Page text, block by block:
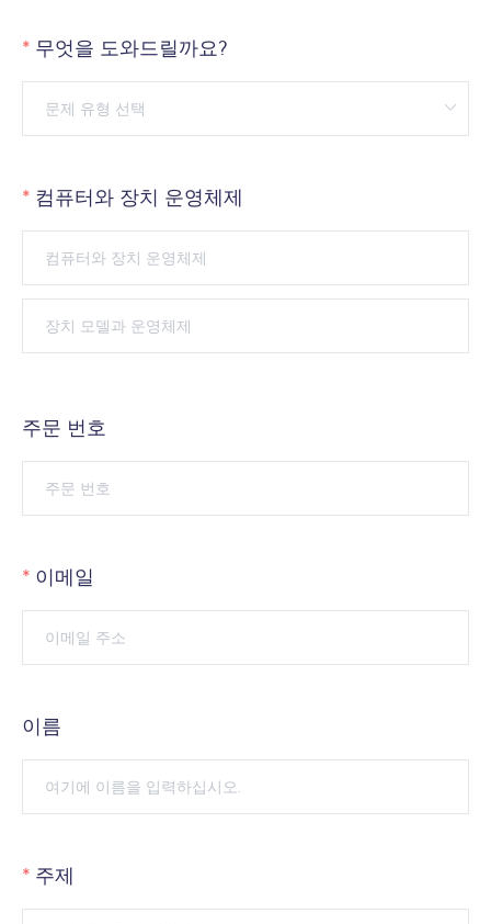
무엇을 도와드릴까요?
컴퓨터와 장치 운영체제
주문 번호
이메일
이름
주제